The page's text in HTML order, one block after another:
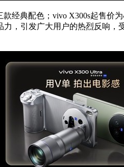
经典配色；vivo X300s起售价
，引发广大用户的热烈反响，